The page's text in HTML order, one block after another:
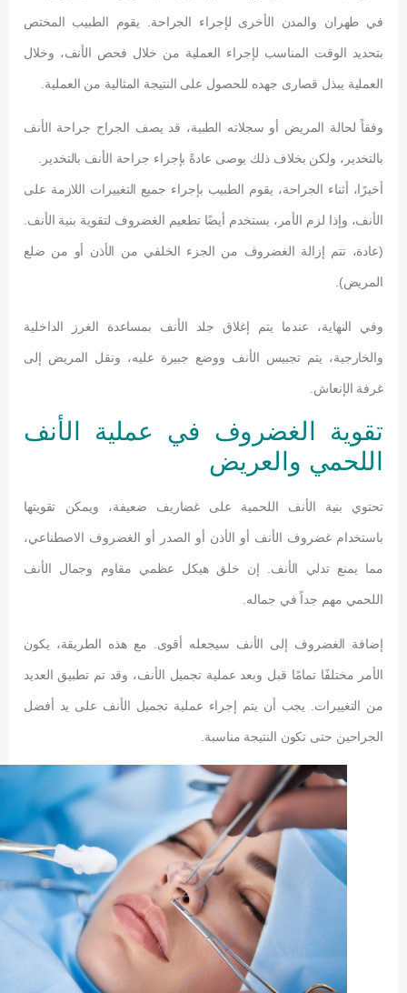
في طهران والمدن الأخرى لإجراء الجراحة. يقوم الطبيب المختص
بتحديد الوقت المناسب لإجراء العملية من خلال فحص الأنف، وخلال
العملية يبذل قصارى جهده للحصول على النتيجة المثالية من العملية.
وفقاً لحالة المريض أو سجلاته الطبية، قد يصف الجراح جراحة الأنف
بالتخدير، ولكن بخلاف ذلك يوصى عادةً بإجراء جراحة الأنف بالتخدير.
أخيرًا، أثناء الجراحة، يقوم الطبيب بإجراء جميع التغييرات اللازمة على
الأنف، وإذا لزم الأمر، يستخدم أيضًا تطعيم الغضروف لتقوية بنية الأنف.
(عادة، تتم إزالة الغضروف من الجزء الخلفي من الأذن أو من ضلع
المريض).
وفي النهاية، عندما يتم إغلاق جلد الأنف بمساعدة الغرز الداخلية
والخارجية، يتم تجبيس الأنف ووضع جبيرة عليه، ونقل المريض إلى
غرفة الإنعاش.
تقوية الغضروف في عملية الأنف
اللحمي والعريض
تحتوي بنية الأنف اللحمية على غضاريف ضعيفة، ويمكن تقويتها
باستخدام غضروف الأنف أو الأذن أو الصدر أو الغضروف الاصطناعي،
مما يمنع تدلي الأنف. إن خلق هيكل عظمي مقاوم وجمال الأنف
اللحمي مهم جداً في جماله.
إضافة الغضروف إلى الأنف سيجعله أقوى. مع هذه الطريقة، يكون
الأمر مختلفًا تمامًا قبل وبعد عملية تجميل الأنف، وقد تم تطبيق العديد
من التغييرات. يجب أن يتم إجراء عملية تجميل الأنف على يد أفضل
الجراحين حتى تكون النتيجة مناسبة.